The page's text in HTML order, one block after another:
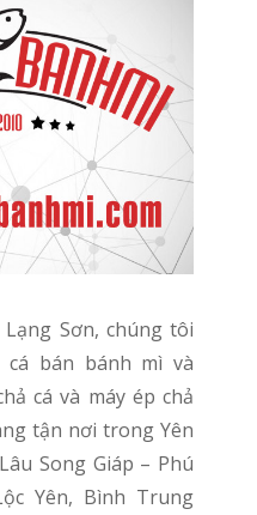
cá bán bánh mì và
cá và máy ép chả
tận nơi trong Yên
Song Giáp – Phú
Yên, Bình Trung